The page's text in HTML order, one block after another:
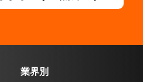
業界別